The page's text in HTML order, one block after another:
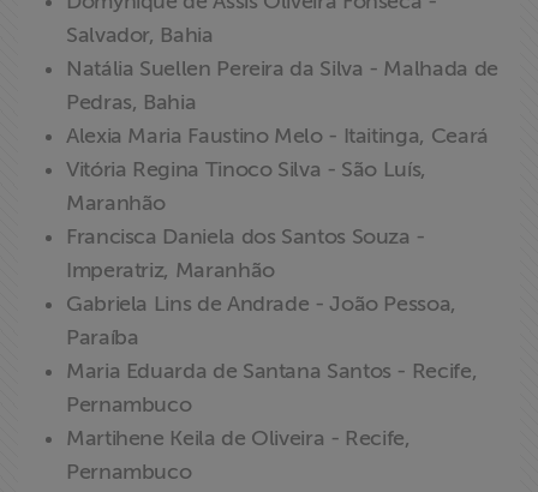
Salvador, Bahia
Natália Suellen Pereira da Silva - Malhada de
Pedras, Bahia
Alexia Maria Faustino Melo - Itaitinga, Ceará
Vitória Regina Tinoco Silva - São Luís,
Maranhão
Francisca Daniela dos Santos Souza -
Imperatriz, Maranhão
Gabriela Lins de Andrade - João Pessoa,
Paraíba
Maria Eduarda de Santana Santos - Recife,
Pernambuco
Martihene Keila de Oliveira - Recife,
Pernambuco